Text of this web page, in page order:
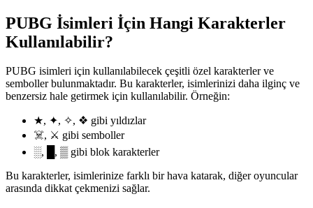
PUBG İsimleri İçin Hangi Karakterler
Kullanılabilir?
PUBG isimleri için kullanılabilecek çeşitli özel karakterler ve
semboller bulunmaktadır. Bu karakterler, isimlerinizi daha ilginç ve
benzersiz hale getirmek için kullanılabilir. Örneğin:
★, ✦, ✧, ❖ gibi yıldızlar
☠️, ⚔️ gibi semboller
░, █, ▒ gibi blok karakterler
Bu karakterler, isimlerinize farklı bir hava katarak, diğer oyuncular
arasında dikkat çekmenizi sağlar.